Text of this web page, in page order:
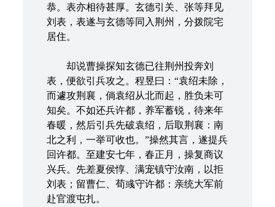
恭。表亦相待甚厚。玄德引关、张等拜见
刘表，表遂与玄德等同入荆州，分拨院宅
居住。
却说曹操探知玄德已往荆州投奔刘
表，便欲引兵攻之。程昱曰：“袁绍未除，
而遽攻荆襄，倘袁绍从北而起，胜负未可
知矣。不如还兵许都，养军蓄锐，待来年
春暖，然后引兵先破袁绍，后取荆襄：南
北之利，一举可收也。”操然其言，遂提兵
回许都。至建安七年，春正月，操复商议
兴兵。先差夏侯惇、满宠镇守汝南，以拒
刘表；留曹仁、荀彧守许都：亲统大军前
赴官渡屯扎。